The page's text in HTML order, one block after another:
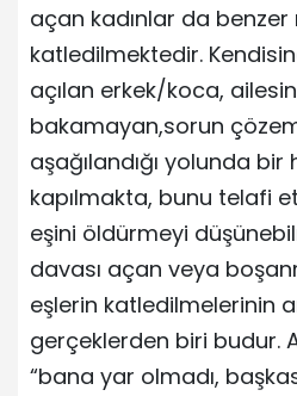
açan kadınlar da
katledilmektedir.
açılan erkek/koca,
bakamayan,sorun
aşağılandığı yolunda bir
kapılmakta, bunu telafi
eşini öldürmeyi
davası açan veya
eşlerin katledilmelerinin
gerçeklerden biri budur.
“bana yar olmadı,